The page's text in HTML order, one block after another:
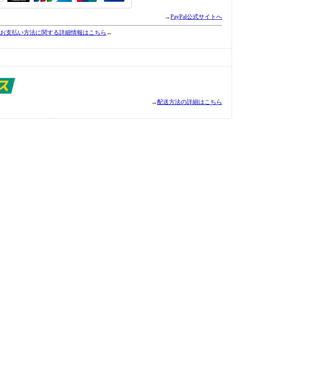
→PayPal公式サイトへ
お支払い方法に関する詳細情報はこちら ←
→配送方法の詳細はこちら